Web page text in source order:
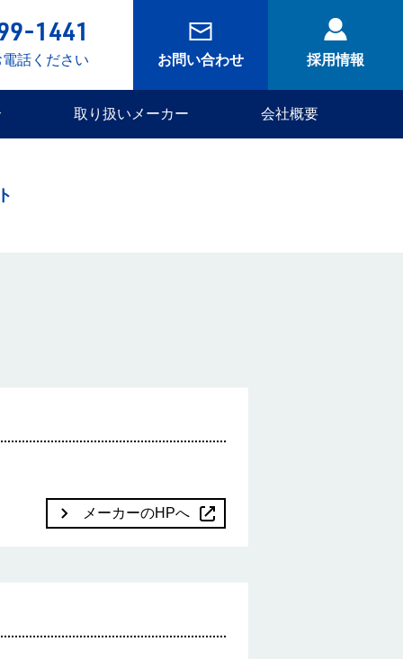
1441
話ください お問い合わせ 採用情報
取り扱いメーカー 会社概要
メーカーのHPへ